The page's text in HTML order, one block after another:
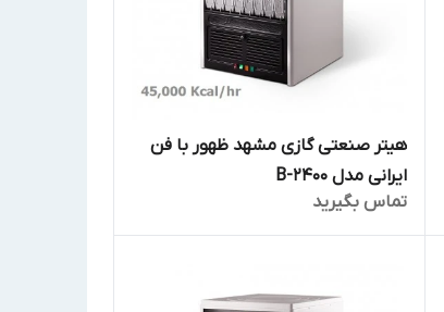
هیتر صنعتی گازی مشهد ظهور با فن
ایرانی مدل B-2400
تماس بگیرید